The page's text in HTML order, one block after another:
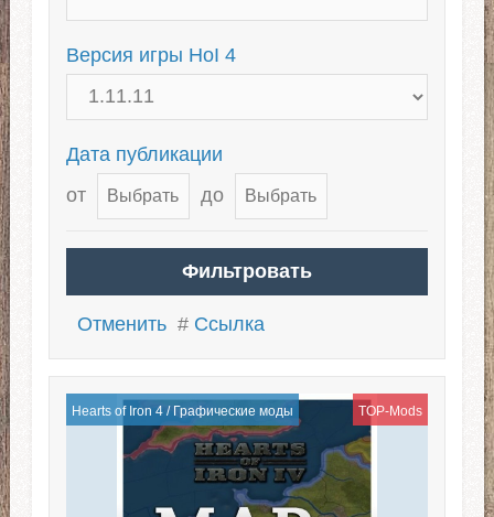
Версия игры HoI 4
Дата публикации
от
до
Отменить # Ссылка
Hearts of Iron 4/ Графические моды TOP-Mods